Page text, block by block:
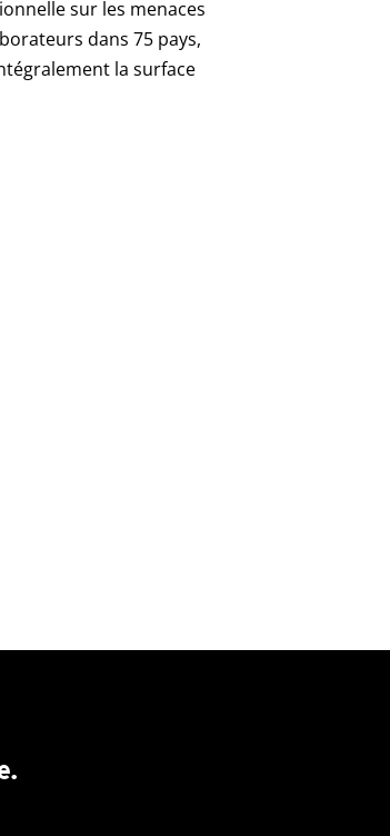
sur les menaces
dans 75 pays,
la surface